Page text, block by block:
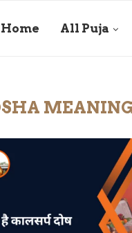
Home All Puja